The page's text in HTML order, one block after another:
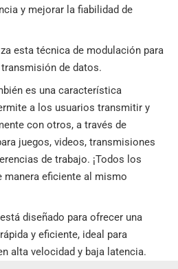
y mejorar la fiabilidad de
esta técnica de modulación para
de datos.
es una característica
a los usuarios transmitir y
con otros, a través de
juegos, videos, transmisiones
de trabajo. ¡Todos los
eficiente al mismo
diseñado para ofrecer una
y eficiente, ideal para
alta velocidad y baja latencia.